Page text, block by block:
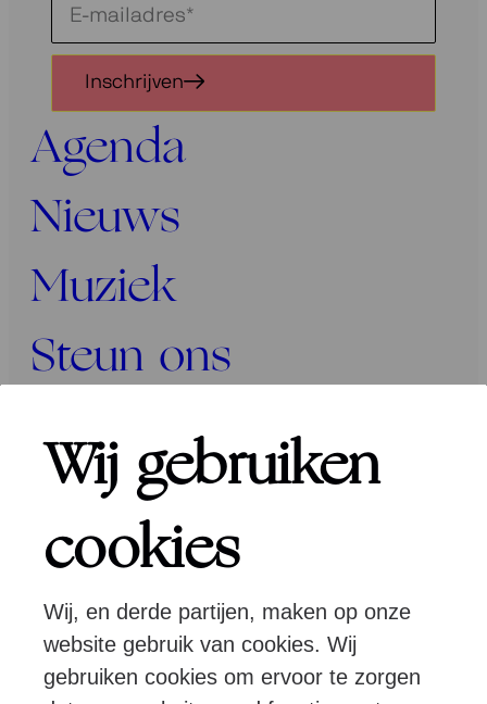
Wij gebruiken
cookies
Wij, en derde partijen, maken op onze
website gebruik van cookies. Wij
gebruiken cookies om ervoor te zorgen
Schrijf
je
voor
onze
nieuwsbrief
Inschrijven
Agenda
Nieuws
Muziek
Steun ons
Programma’s
Over ons
Programmeurs Contact